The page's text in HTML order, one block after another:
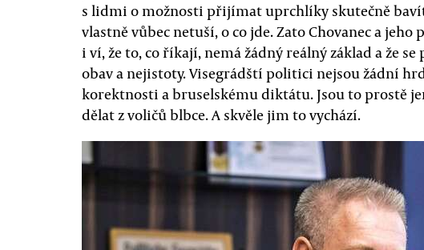
s lidmi o možnosti přijímat uprchlíky skutečně
vlastně vůbec netuší, o co jde. Zato Chovanec a
i ví, že to, co říkají, nemá žádný reálný základ a že
obav a nejistoty. Visegrádští politici nejsou žádní
korektnosti a bruselskému diktátu. Jsou to prostě
dělat z voličů blbce. A skvěle jim to vychází.